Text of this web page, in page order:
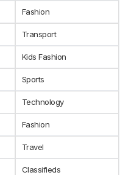
Fashion
Transport
Kids Fashion
Sports
Technology
Fashion
Travel
Classifieds